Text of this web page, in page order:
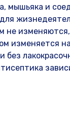
мышьяка и
не
изменяется
без